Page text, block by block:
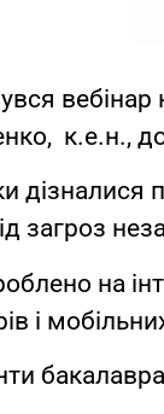
к.е.н.,
дізналися
загроз
на
і